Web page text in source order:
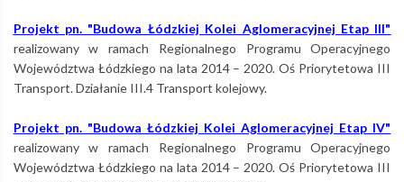
Projekt pn. "Budowa Łódzkiej Kolei Aglomeracyjnej Etap III"
realizowany w ramach Regionalnego Programu Operacyjnego
Województwa Łódzkiego na lata 2014 – 2020. Oś Priorytetowa III
Transport. Działanie III.4 Transport kolejowy.
Projekt pn. "Budowa Łódzkiej Kolei Aglomeracyjnej Etap IV"
realizowany w ramach Regionalnego Programu Operacyjnego
Województwa Łódzkiego na lata 2014 – 2020. Oś Priorytetowa III